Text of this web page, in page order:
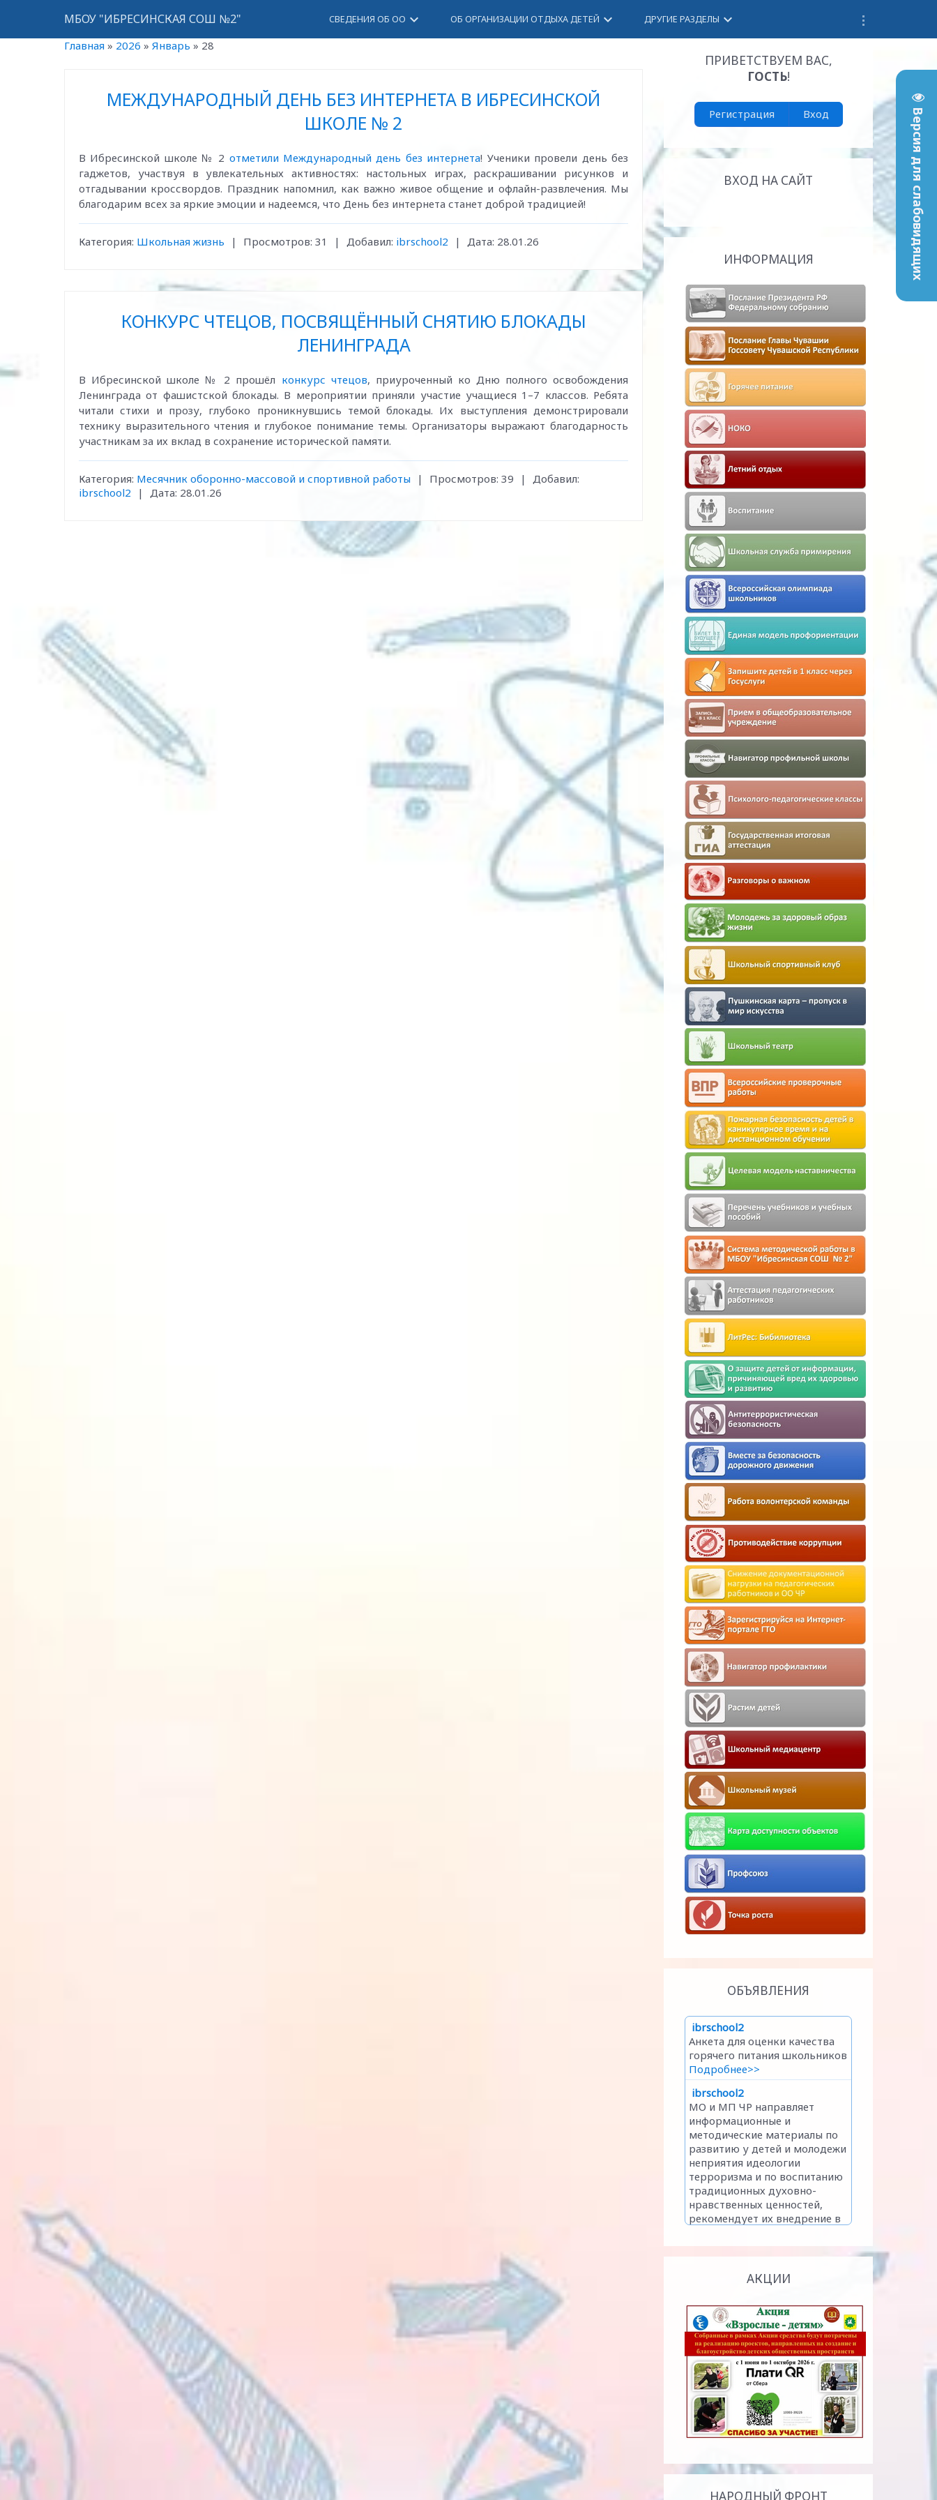
Версия для слабовидящих
МБОУ "ИБРЕСИНСКАЯ СОШ №2" СВЕДЕНИЯ ОБ ОО keyboard_arrow_down ОБ ОРГАНИЗАЦИИ ОТДЫХА ДЕТЕЙ keyboard_arrow_down ДРУГИЕ РАЗДЕЛЫ keyboard_arrow_down
Главная » 2026 » Январь » 28
МЕЖДУНАРОДНЫЙ ДЕНЬ БЕЗ ИНТЕРНЕТА В ИБРЕСИНСКОЙ
ШКОЛЕ № 2
В Ибресинской школе № 2 отметили Международный день без интернета! Ученики провели день без
гаджетов, участвуя в увлекательных активностях: настольных играх, раскрашивании рисунков и
отгадывании кроссвордов. Праздник напомнил, как важно живое общение и офлайн-развлечения. Мы
благодарим всех за яркие эмоции и надеемся, что День без интернета станет доброй традицией!
Категория: Школьная жизнь | Просмотров: 31 | Добавил: ibrschool2 | Дата: 28.01.26
КОНКУРС ЧТЕЦОВ, ПОСВЯЩЁННЫЙ СНЯТИЮ БЛОКАДЫ
ЛЕНИНГРАДА
В Ибресинской школе № 2 прошёл конкурс чтецов, приуроченный ко Дню полного освобождения
Ленинграда от фашистской блокады. В мероприятии приняли участие учащиеся 1–7 классов. Ребята
читали стихи и прозу, глубоко проникнувшись темой блокады. Их выступления демонстрировали
технику выразительного чтения и глубокое понимание темы. Организаторы выражают благодарность
участникам за их вклад в сохранение исторической памяти.
Категория: Месячник оборонно-массовой и спортивной работы | Просмотров: 39 |
Добавил:
ibrschool2
| Дата: 28.01.26
ПРИВЕТСТВУЕМ ВАС,
ГОСТЬ!
Регистрация Вход
ВХОД НА САЙТ
ИНФОРМАЦИЯ
ОБЪЯВЛЕНИЯ
АКЦИИ
НАРОДНЫЙ ФРОНТ